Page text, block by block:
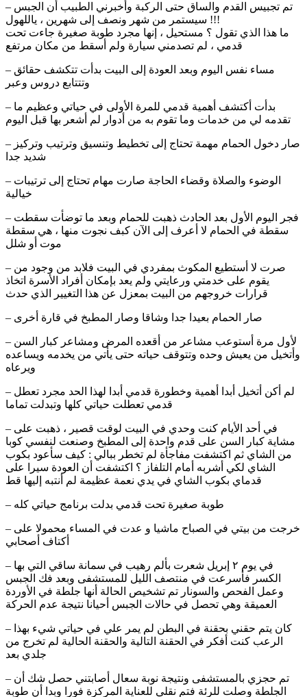
– تم تجبيس القدم والساق حتى الركبة وأخبرني الطبيب أن الجبس
سيستمر من شهر ونصف إلى شهرين ، ياللهول !!!
ما هذا الذي تقول ؟ مستحيل ، إنها مجرد طوبة صغيرة جاءت تحت
قدمي ، لم تصدمني سيارة ولم أسقط من مكان مرتفع
– مساء نفس اليوم وبعد العودة إلى البيت بدأت تتكشف حقائق
وتتتابع دروس وعبر
– بدأت أكتشف أهمية قدمي للمرة الأولى في حياتي وعظيم ما
تقدمه لي من خدمات وما تقوم به من أدوار لم أشعر بها قبل اليوم
– صار دخول الحمام مهمة تحتاج إلى تخطيط وتنسيق وترتيب وتركيز
شديد جدا
– الوضوء والصلاة وقضاء الحاجة صارت مهام تحتاج إلى ترتيبات
خيالية
– فجر اليوم الأول بعد الحادث ذهبت للحمام وبعد ما توضأت سقطت
سقطة في الحمام لا أعرف إلى الآن كبف نجوت منها ، هي سقطة
موت أو شلل
– صرت لا أستطيع المكوث بمفردي في البيت فلابد من وجود من
يقوم على خدمتي ورعايتي ولم يعد بإمكان أفراد الأسرة اتخاذ
قرارات خروجهم من البيت بمعزل عن هذا التغيير الذي حدث
– صار الحمام بعيدا جدا وشاقا وصار المطبخ في قارة أخرى
– لأول مرة أستوعب مشاعر من أقعده المرض ومشاعر كبار السن
وأتخيل من يعيش وحده وتتوقف حياته حتى يأتي من يخدمه ويساعده
ويرعاه
– لم أكن أتخيل أبدا أهمية وخطورة قدمي أبدا لهذا الحد مجرد تعطل
قدمي تعطلت حياتي كلها وتبدلت تماما
– في أحد الأيام كنت وحدي في البيت لوقت قصير ، ذهبت على
مشاية كبار السن على قدم واحدة إلى المطبخ وصنعت لنفسي كوبا
من الشاي ثم اكتشفت مفاجأة لم تخطر ببالي : كيف سأعود بكوب
الشاي لكي أشربه أمام التلفاز ؟ اكتشفت أن العودة سيرا على
قدماي بكوب الشاي في يدي نعمة عظيمة لم أنتبه إليها قط
– طوبة صغيرة تحت قدمي بدلت برنامج حياتي كله
– خرجت من بيتي في الصباح ماشيا و عدت في المساء محمولا على
أكتاف أصحابي
– في يوم ٢ إبريل شعرت بألم رهيب في سمانة ساقي التي بها
الكسر فأسرعت في منتصف الليل للمستشفى وبعد فك الجبس
وعمل الفحص والسونار تم تشخيص الحالة أنها جلطة في الأوردة
العميقة وهي تحصل في حالات الجبس أحيانا نتيجة عدم الحركة
– كان يتم حقني بحقنة في البطن لم يمر علي في حياتي شيء بهذا
الرعب كنت أفكر في الحقنة التالية والحقنة الحالية لم تخرج من
جلدي بعد
– تم حجزي بالمستشفى ونتيجة نوبة سعال أصابتني حصل شك أن
الجلطة وصلت للرئة فتم نقلي للعناية المركزة فورا وبدا أن طوبة